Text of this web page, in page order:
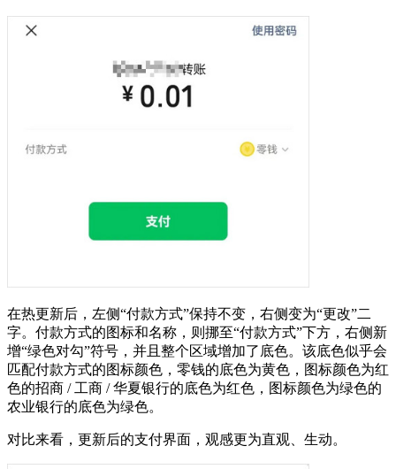
在热更新后，左侧“付款方式”保持不变，右侧变为“更改”二
字。付款方式的图标和名称，则挪至“付款方式”下方，右侧新
增“绿色对勾”符号，并且整个区域增加了底色。该底色似乎会
匹配付款方式的图标颜色，零钱的底色为黄色，图标颜色为红
色的招商 / 工商 / 华夏银行的底色为红色，图标颜色为绿色的
农业银行的底色为绿色。
对比来看，更新后的支付界面，观感更为直观、生动。